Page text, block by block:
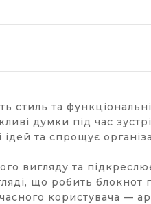
стиль та
думки під час
та спрощує
вигляду та підкреслює
що робить
користувача —